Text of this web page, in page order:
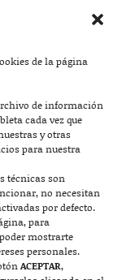
de la página
de información
cada vez que
y otras
para nuestra
técnicas son
no necesitan
por defecto.
para
mostrarte
personales.
ACEPTAR,
Zaragoza
(Mallorca)